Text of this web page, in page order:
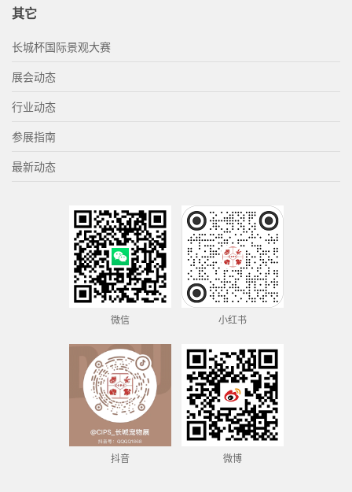
其它
长城杯国际景观大赛
展会动态
行业动态
参展指南
最新动态
微信 小红书
抖音 微博